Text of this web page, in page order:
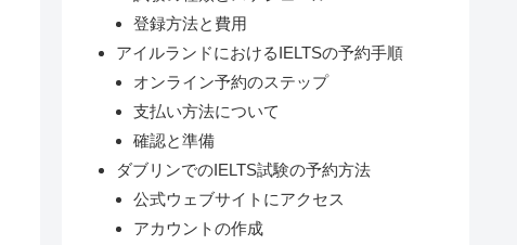
登録方法と費用
アイルランドにおけるIELTSの予約手順
オンライン予約のステップ
支払い方法について
確認と準備
ダブリンでのIELTS試験の予約方法
公式ウェブサイトにアクセス
アカウントの作成